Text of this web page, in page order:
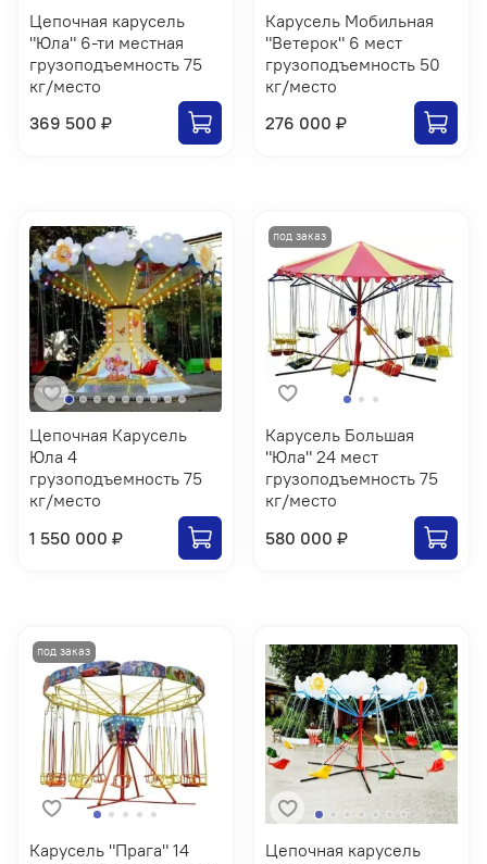
Цепочная карусель
"Юла" 6-ти местная
грузоподъемность 75
кг/место
369 500 ₽
Карусель Мобильная
"Ветерок" 6 мест
грузоподъемность 50
кг/место
276 000 ₽
Цепочная Карусель
Юла 4
грузоподъемность 75
кг/место
1 550 000 ₽
Карусель Большая
"Юла" 24 мест
грузоподъемность 75
кг/место
580 000 ₽
Карусель "Прага" 14
Цепочная карусель